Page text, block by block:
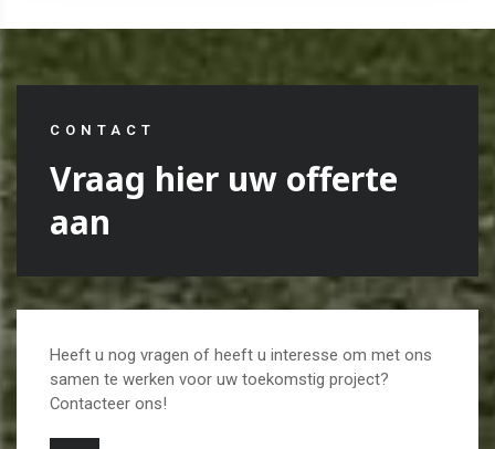
CONTACT
Vraag hier uw offerte
aan
Heeft u nog vragen of heeft u interesse om met ons
samen te werken voor uw toekomstig project?
Contacteer ons!